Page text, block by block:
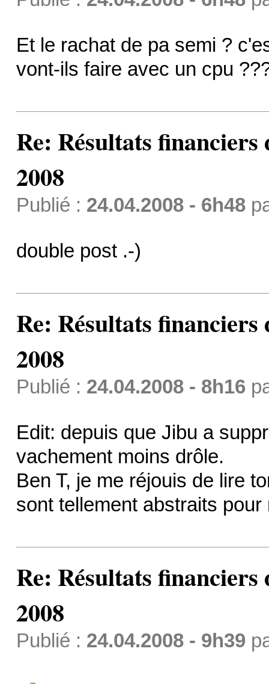
Et le rachat de pa semi ?
vont-ils faire avec un cpu
Re: Résultats
2008
Publié : 24.04.2008 - 6h48
double post .-)
Re: Résultats
2008
Publié : 24.04.2008 - 8h16
Edit: depuis que Jibu a
vachement moins drôle.
Ben T, je me réjouis de lire
sont tellement abstraits
Re: Résultats
2008
Publié : 24.04.2008 - 9h39